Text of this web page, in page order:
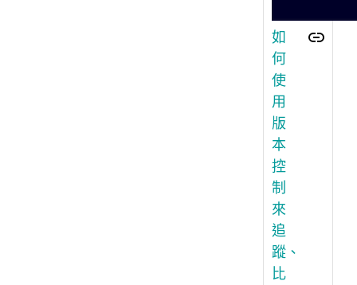
如
何
使
用
版
本
控
制
來
追
蹤、
比